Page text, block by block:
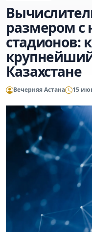
размером с
стадионов:
Казахстане
Вечерняя Астана 15